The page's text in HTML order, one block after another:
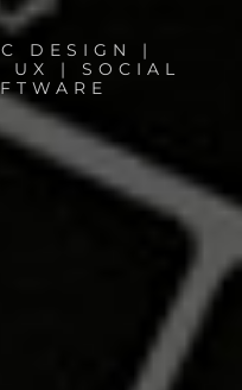
DESIGN |
| SOCIAL